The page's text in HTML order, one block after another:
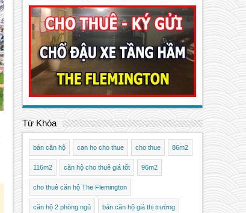
Từ Khóa
bán căn hộ can ho cho thue cho thue 86m2
116m2 căn hộ cho thuê giá tốt 96m2
cho thuê căn hộ The Flemington
căn hộ 2 phòng ngủ bán căn hộ giá thị trường